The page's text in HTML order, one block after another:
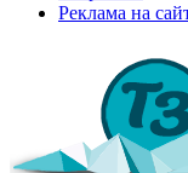
Реклама на